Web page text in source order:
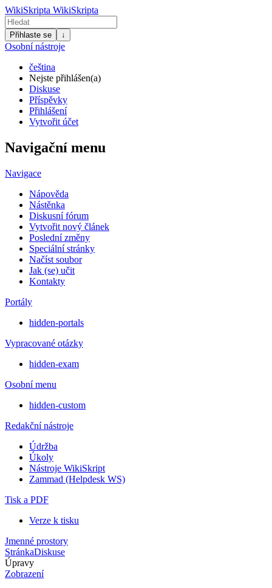
WikiSkripta WikiSkripta
Přihlaste se ↓
Osobní nástroje
čeština
Nejste přihlášen(a)
Diskuse
Příspěvky
Přihlášení
Vytvořit účet
Navigační menu
Navigace
Nápověda
Nástěnka
Diskusní fórum
Vytvořit nový článek
Poslední změny
Speciální stránky
Načíst soubor
Jak (se) učit
Kontakty
Portály
hidden-portals
Vypracované otázky
hidden-exam
Osobní menu
hidden-custom
Redakční nástroje
Údržba
Úkoly
Nástroje WikiSkript
Zammad (Helpdesk WS)
Tisk a PDF
Verze k tisku
Jmenné prostory
StránkaDiskuse
Úpravy
Zobrazení